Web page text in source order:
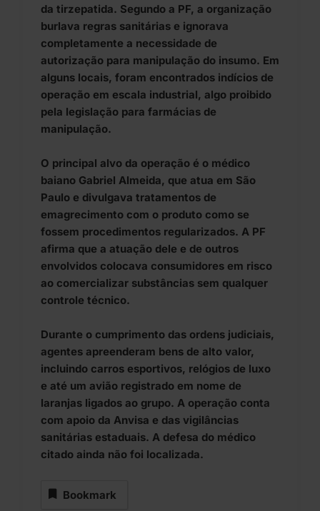
da tirzepatida. Segundo a PF, a organização
burlava regras sanitárias e ignorava
completamente a necessidade de
autorização para manipulação do insumo. Em
alguns locais, foram encontrados indícios de
operação em escala industrial, algo proibido
pela legislação para farmácias de
manipulação.
O principal alvo da operação é o médico
baiano Gabriel Almeida, que atua em São
Paulo e divulgava tratamentos de
emagrecimento com o produto como se
fossem procedimentos regularizados. A PF
afirma que a atuação dele e de outros
envolvidos colocava consumidores em risco
ao comercializar substâncias sem qualquer
controle técnico.
Durante o cumprimento das ordens judiciais,
agentes apreenderam bens de alto valor,
incluindo carros esportivos, relógios de luxo
e até um avião registrado em nome de
laranjas ligados ao grupo. A operação conta
com apoio da Anvisa e das vigilâncias
sanitárias estaduais. A defesa do médico
citado ainda não foi localizada.
Bookmark